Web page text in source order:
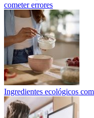
cometer errores
Ingredientes ecológicos